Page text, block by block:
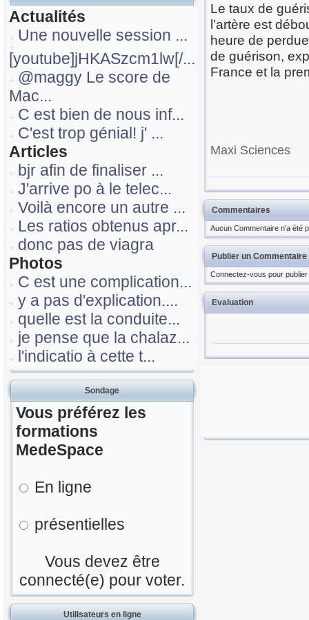
Actualités
Une nouvelle session ...
[youtube]jHKASzcm1lw[/...
@maggy Le score de
Mac...
C est bien de nous inf...
C'est trop génial! j' ...
Articles
bjr afin de finaliser ...
J'arrive po à le telec...
Voilà encore un autre ...
Les ratios obtenus apr...
donc pas de viagra
Photos
C est une complication...
y a pas d'explication....
quelle est la conduite...
je pense que la chalaz...
l'indicatio à cette t...
Sondage
Vous préférez les
formations
MedeSpace
En ligne
présentielles
Vous devez être
connecté(e) pour voter.
Utilisateurs en ligne
Le taux de
l’artère est
heure de
de guérison,
France et la
Maxi Sciences
Commentaires
Aucun Commentaire n'a été
Publier un Commentaire
Connectez-vous pour
Evaluation